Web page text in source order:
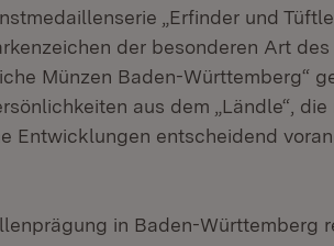
„Erfinder und
der besonderen Art
Münzen Baden-Württemberg“
aus dem „Ländle“, die
Entwicklungen entscheidend
in Baden-Württemberg